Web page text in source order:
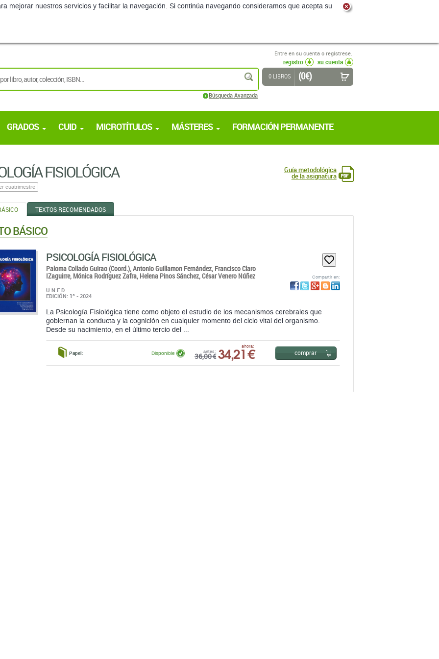
mejorar nuestros servicios y facilitar la navegación. Si continúa navegando consideramos que acepta su
Entre en su cuenta o regístrese.
registro
su cuenta
buscar
Búsqueda Avanzada
0 LIBROS (0 €)
GRADOS CUID MICROTÍTULOS MÁSTERES FORMACIÓN PERMANENTE
FISIOLÓGICA
cuatrimestre
Guía metodológica
de la asignatura
TEXTOS RECOMENDADOS
BÁSICO
PSICOLOGÍA FISIOLÓGICA
Paloma Collado Guirao (Coord.),Antonio Guillamon Fernández, Francisco Claro
IZaguirre, Mónica Rodríguez Zafra, Helena Pinos Sánchez,César Venero Núñez
U.N.E.D.
EDICIÓN: 1ª - 2024
Compartir en:
La Psicología Fisiológica tiene como objeto el estudio de los mecanismos cerebrales que
gobiernan la conducta y la cognición en cualquier momento del ciclo vital del organismo.
Desde su nacimiento, en el último tercio del ...
Papel: antes:
36,00 €
ahora:
34,21 €
Disponible comprar